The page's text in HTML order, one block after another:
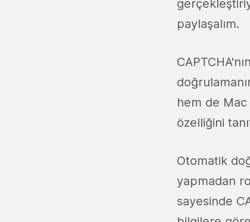
paylaşalım.
hem de
özelliğini
Otomatik
yapmadan
sayesinde